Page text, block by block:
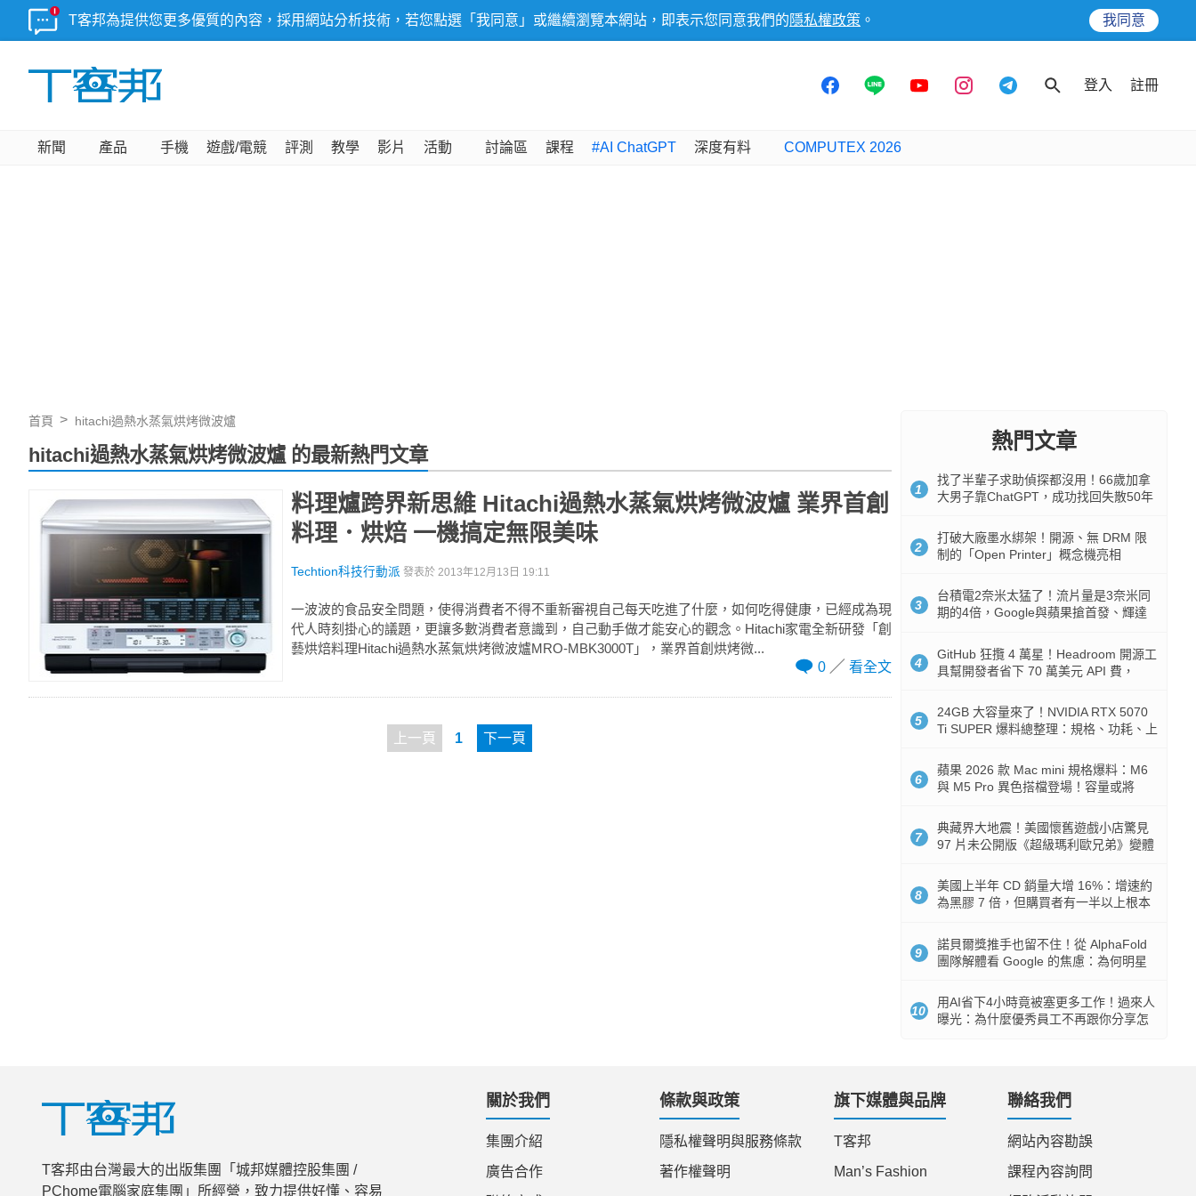
T客邦為提供您更多優質的內容，採用網站分析技術，若您點選「我同意」或繼續瀏覽本網站，即表示您同意我們的 隱私權政策 。 我同意
登入 註冊
新聞 產品 手機 遊戲/電競 評測 教學 影片 活動 討論區 課程 #AI ChatGPT 深度有料 COMPUTEX 2026
首頁 hitachi過熱水蒸氣烘烤微波爐
hitachi過熱水蒸氣烘烤微波爐 的最新熱門文章
料理爐跨界新思維 Hitachi過熱水蒸氣烘烤微波爐 業界首創
料理．烘焙 一機搞定無限美味
Techtion科技行動派 發表於 2013年12月13日 19:11
一波波的食品安全問題，使得消費者不得不重新審視自己每天吃進了什麼，如何吃得健康，已經成為現
代人時刻掛心的議題，更讓多數消費者意識到，自己動手做才能安心的觀念。Hitachi家電全新研發「創
藝烘焙料理Hitachi過熱水蒸氣烘烤微波爐MRO-MBK3000T」，業界首創烘烤微...
0
看全文
上一頁 1 下一頁
熱門文章
1
找了半輩子求助偵探都沒用！66歲加拿
大男子靠ChatGPT，成功找回失散50年
2
打破大廠墨水綁架！開源、無 DRM 限
制的「Open Printer」概念機亮相
3
台積電2奈米太猛了！流片量是3奈米同
期的4倍，Google與蘋果搶首發、輝達
4
GitHub 狂攬 4 萬星！Headroom 開源工
具幫開發者省下 70 萬美元 API 費，
5
24GB 大容量來了！NVIDIA RTX 5070
Ti SUPER 爆料總整理：規格、功耗、上
6
蘋果 2026 款 Mac mini 規格爆料：M6
與 M5 Pro 異色搭檔登場！容量或將
7
典藏界大地震！美國懷舊遊戲小店驚見
97 片未公開版《超級瑪利歐兄弟》變體
8
美國上半年 CD 銷量大增 16%：增速約
為黑膠 7 倍，但購買者有一半以上根本
9
諾貝爾獎推手也留不住！從 AlphaFold
團隊解體看 Google 的焦慮：為何明星
10
用AI省下4小時竟被塞更多工作！過來人
曝光：為什麼優秀員工不再跟你分享怎
T客邦由台灣最大的出版集團「城邦媒體控股集團 /
PChome電腦家庭集團」所經營，致力提供好懂、容易
關於我們
集團介紹
廣告合作
條款與政策
隱私權聲明與服務條款
著作權聲明
旗下媒體與品牌
T客邦
Man’s Fashion
聯絡我們
網站內容勘誤
課程內容詢問